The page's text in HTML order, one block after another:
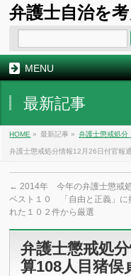
弁護士自治を
MENU
最新記事
HOME » 最新記事 » 弁護士懲戒処分
弁護士懲戒処分情報12月26日付官報
← 2014年 今年の弁護士懲戒
ベスト１０ 「自由と正義」に
れた１０２件から厳選
弁護士懲戒処
算108人目猪俣